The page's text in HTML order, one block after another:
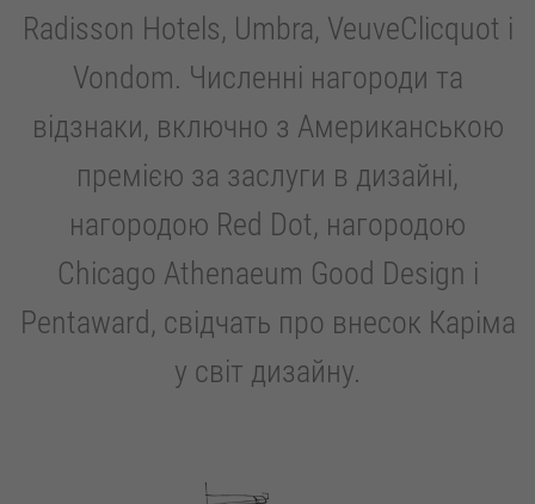
Radisson Hotels, Umbra, VeuveClicquot і
Vondom. Численні нагороди та
відзнаки, включно з Американською
премією за заслуги в дизайні,
нагородою Red Dot, нагородою
Chicago Athenaeum Good Design і
Pentaward, свідчать про внесок Каріма
у світ дизайну.